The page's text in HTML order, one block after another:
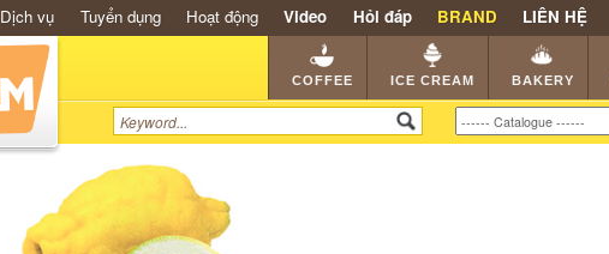
SHOP KEM NGON HẠT CAFE NHÀ HÀNG
Dịch vụ Tuyển dụng Hoạt động Video Hỏi đáp BRAND LIÊN HỆ
COFFEE ICE CREAM BAKERY